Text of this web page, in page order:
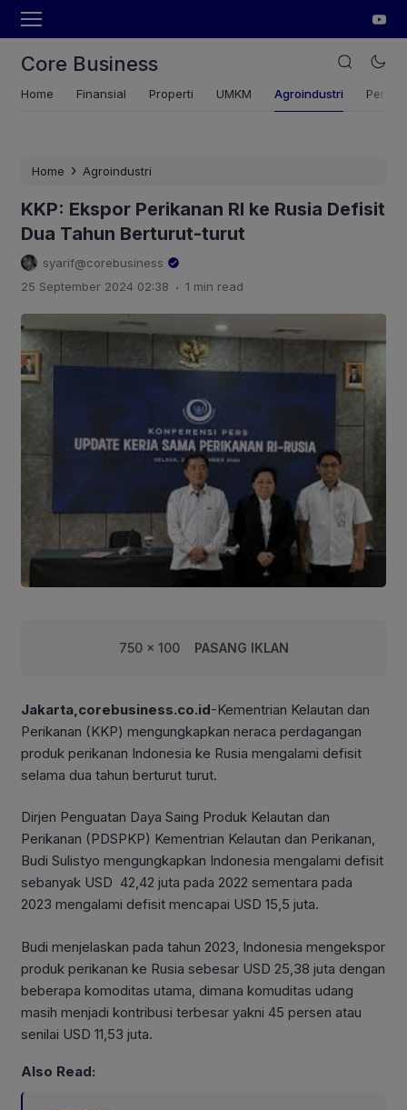
Core Business
Home Finansial Properti UMKM Agroindustri
Home › Agroindustri
KKP: Ekspor Perikanan RI ke Rusia Defisit
Dua Tahun Berturut-turut
syarif@corebusiness
25 September 2024 02:38 . 1 min read
750 x 100 PASANG IKLAN
Jakarta,corebusiness.co.id-Kementrian Kelautan dan
Perikanan (KKP) mengungkapkan neraca perdagangan
produk perikanan Indonesia ke Rusia mengalami defisit
selama dua tahun berturut turut.
Dirjen Penguatan Daya Saing Produk Kelautan dan
Perikanan (PDSPKP) Kementrian Kelautan dan Perikanan,
Budi Sulistyo mengungkapkan Indonesia mengalami defisit
sebanyak USD 42,42 juta pada 2022 sementara pada
2023 mengalami defisit mencapai USD 15,5 juta.
Budi menjelaskan pada tahun 2023, Indonesia mengekspor
produk perikanan ke Rusia sebesar USD 25,38 juta dengan
beberapa komoditas utama, dimana komuditas udang
masih menjadi kontribusi terbesar yakni 45 persen atau
senilai USD 11,53 juta.
Also Read: